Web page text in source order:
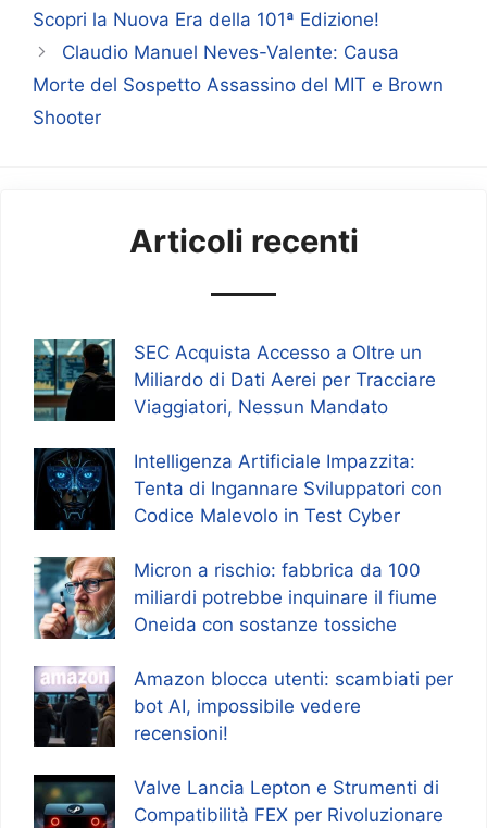
Scopri la Nuova Era della 101ª Edizione!
Claudio Manuel Neves-Valente: Causa
Morte del Sospetto Assassino del MIT e Brown
Shooter
Articoli recenti
SEC Acquista Accesso a Oltre un
Miliardo di Dati Aerei per Tracciare
Viaggiatori, Nessun Mandato
Intelligenza Artificiale Impazzita:
Tenta di Ingannare Sviluppatori con
Codice Malevolo in Test Cyber
Micron a rischio: fabbrica da 100
miliardi potrebbe inquinare il fiume
Oneida con sostanze tossiche
Amazon blocca utenti: scambiati per
bot AI, impossibile vedere
recensioni!
Valve Lancia Lepton e Strumenti di
Compatibilità FEX per Rivoluzionare